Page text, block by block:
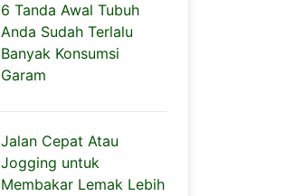
6 Tanda Awal Tubuh
Anda Sudah Terlalu
Banyak Konsumsi
Garam
Jalan Cepat Atau
Jogging untuk
Membakar Lemak Lebih